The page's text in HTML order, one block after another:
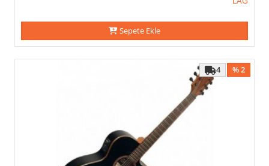
Sepete Ekle
% 2
4